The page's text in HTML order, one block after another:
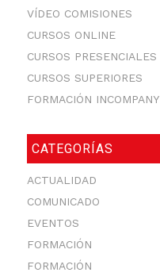
VÍDEO COMISIONES
CURSOS ONLINE
CURSOS PRESENCIALES
CURSOS SUPERIORES
FORMACIÓN INCOMPANY
CATEGORÍAS
ACTUALIDAD
COMUNICADO
EVENTOS
FORMACIÓN
FORMACIÓN